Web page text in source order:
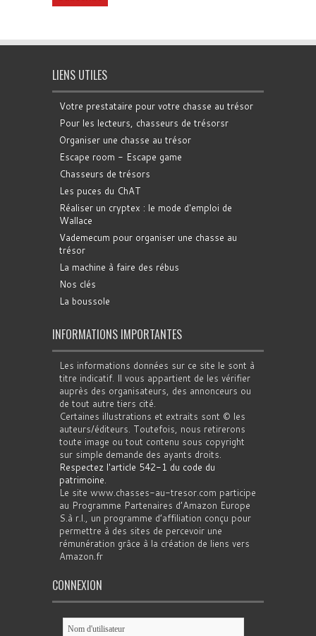
LIENS UTILES
Votre prestataire pour votre chasse au trésor
Pour les lecteurs, chasseurs de trésorsr
Organiser une chasse au trésor
Escape room - Escape game
Chasseurs de trésors
Les puces du ChAT
Réaliser un cryptex : le mode d'emploi de
Wallace
Vademecum pour organiser une chasse au
trésor
La machine à faire des rébus
Nos clés
La boussole
INFORMATIONS IMPORTANTES
Les informations données sur ce site le sont à
titre indicatif. Il vous appartient de les vérifier
auprès des organisateurs, des annonceurs ou
de tout autre tiers cité.
Certaines illustrations et extraits sont © les
auteurs/éditeurs. Toutefois, nous retirerons
toute image ou tout contenu sous copyright
sur simple demande des ayants droits.
Respectez l'article 542-1 du code du
patrimoine.
Le site www.chasses-au-tresor.com participe
au Programme Partenaires d’Amazon Europe
S.à r.l., un programme d’affiliation conçu pour
permettre à des sites de percevoir une
rémunération grâce à la création de liens vers
Amazon.fr
CONNEXION